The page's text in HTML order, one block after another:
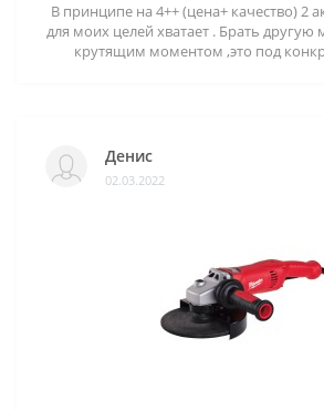
В принципе на 4++ (цена+ качество) 2
для моих целей хватает . Брать
крутящим моментом ,это под
Денис
02.03.2022